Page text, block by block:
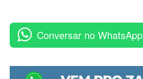
Conversar no WhatsApp